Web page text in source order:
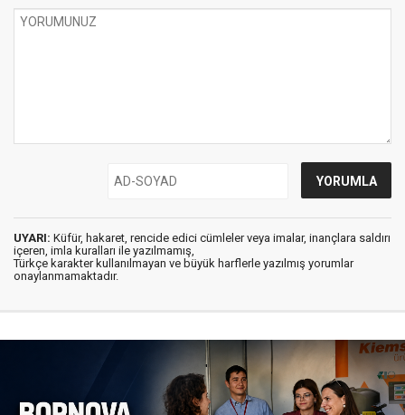
UYARI: Küfür, hakaret, rencide edici cümleler veya imalar, inançlara saldırı
içeren, imla kuralları ile yazılmamış,
Türkçe karakter kullanılmayan ve büyük harflerle yazılmış yorumlar
onaylanmamaktadır.